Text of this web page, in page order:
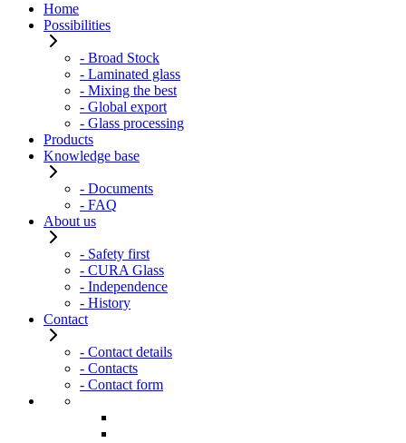
Home
Possibilities
- Broad Stock
- Laminated glass
- Mixing the best
- Global export
- Glass processing
Products
Knowledge base
- Documents
- FAQ
About us
- Safety first
- CURA Glass
- Independence
- History
Contact
- Contact details
- Contacts
- Contact form